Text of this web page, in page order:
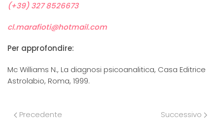
(+39) 327 8526673
cl.marafioti@hotmail.com
Per approfondire:
Mc Williams N., La diagnosi psicoanalitica, Casa Editrice
Astrolabio, Roma, 1999.
Precedente Successivo